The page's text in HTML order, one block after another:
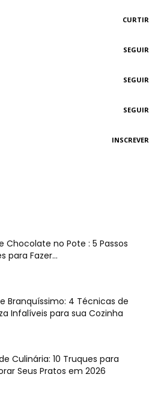
CURTIR
SEGUIR
SEGUIR
SEGUIR
INSCREVER
Chocolate no Pote : 5 Passos
para Fazer...
Branquíssimo: 4 Técnicas de
Infalíveis para sua Cozinha
Culinária: 10 Truques para
Seus Pratos em 2026